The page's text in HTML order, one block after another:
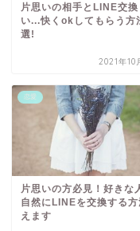
片思いの相手とLINE交換
い...快くokしてもらう方
選!
2021年10
恋愛
片思いの方必見！好きな
自然にLINEを交換する方
えます